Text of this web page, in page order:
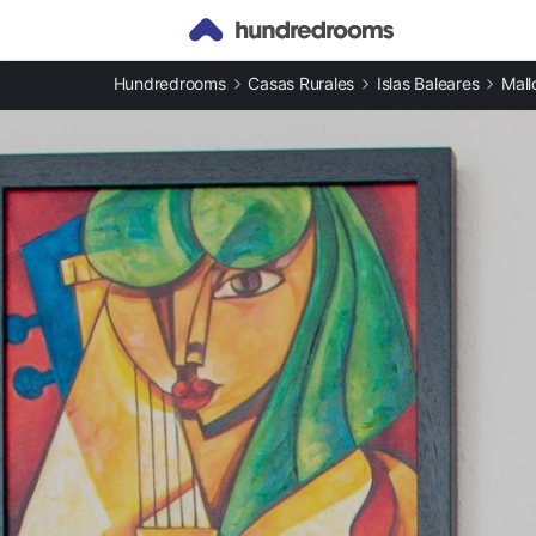
Apartamentos en Lloseta
Casas rurales en Lloseta
Hundredrooms Casas Rurales Islas Baleares